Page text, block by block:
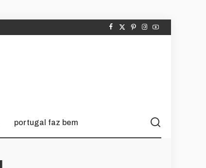
portugal faz bem